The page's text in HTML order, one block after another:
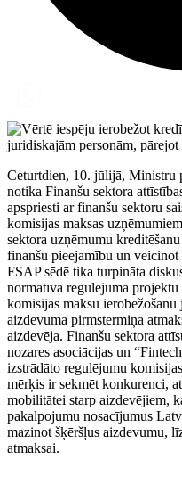
Ceturtdien, 10. jūlijā, Ministru
notika Finanšu sektora
apspriesti ar finanšu sektoru
komisijas maksas
sektora uzņēmumu
finanšu pieejamību un veicinot
FSAP sēdē tika turpināta
normatīvā regulējuma
komisijas maksu
aizdevuma pirmstermiņa
aizdevēja. Finanšu sektora
nozares asociācijas un
izstrādāto regulējumu
mērķis ir sekmēt konkurenci,
mobilitātei starp aizdevējiem,
pakalpojumu nosacījumus
mazinot šķēršļus aizdevumu,
atmaksai.